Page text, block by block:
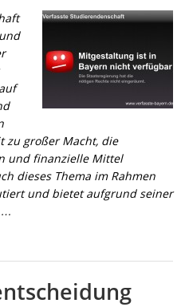
zu großer Macht, die
und finanzielle Mittel
dieses Thema im Rahmen
und bietet aufgrund seiner
…